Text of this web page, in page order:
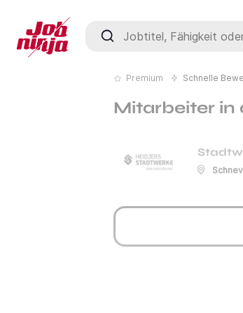
Jobtitel, Fähigkeit oder Firma
Premium Schnelle
Mitarbeiter